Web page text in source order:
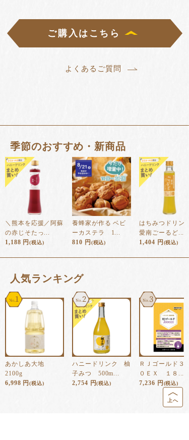
ご購入はこちら
よくあるご質問
季節のおすすめ・新商品
＼熊本を応援／阿蘇
の赤じそたっ...
1,188 円(税込)
養蜂家が作る ベビ
ーカステラ 1...
810 円 (税込)
はちみつドリン
愛南ごーるど...
1,404 円 (税込)
⼈気ランキング
あかしあ大地
2100g
6,998 円(税込)
ハニードリンク 柚
子みつ 500m...
2,754 円(税込)
ＲＪゴールド３
０ＥＸ １８...
7,236 円 (税込)
上へ